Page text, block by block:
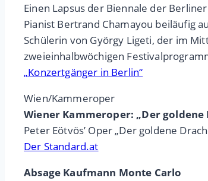
Einen Lapsus der Biennale der
Pianist Bertrand Chamayou beiläufig
Schülerin von György Ligeti, der im
zweieinhalbwöchigen
„Konzertgänger in Berlin“
Wien/Kammeroper
Wiener Kammeroper: „Der goldene
Peter Eötvös’ Oper „Der goldene
Der Standard.at
Absage Kaufmann Monte Carlo